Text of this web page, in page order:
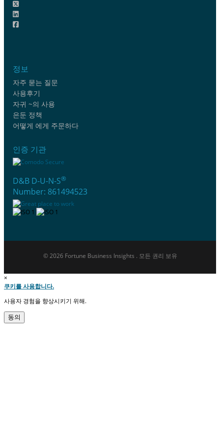
정보
자주 묻는 질문
사용후기
자귀 ~의 사용
은둔 정책
어떻게 에게 주문하다
인증 기관
D&B D-U-N-S®
Number: 861494523
© 2026 Fortune Business Insights . 모든 권리 보유
×
쿠키를 사용합니다.
사용자 경험을 향상시키기 위해.
동의